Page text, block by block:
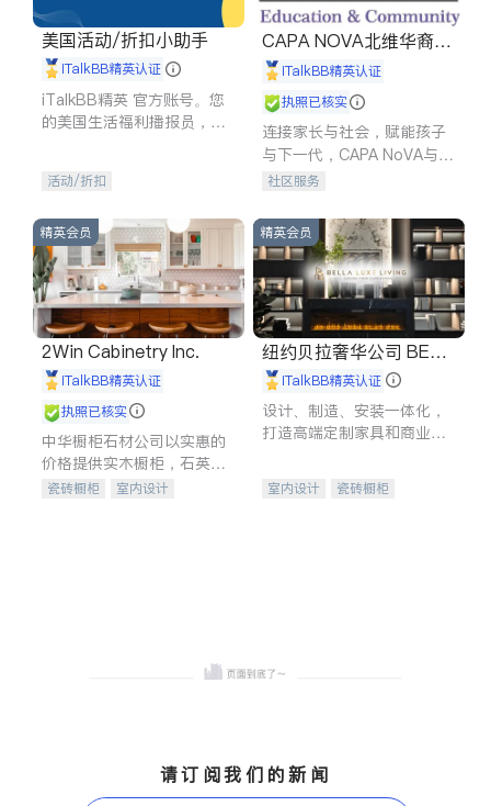
美国活动/折扣小助手
iTalkBB精英认证
iTalkBB精英 官方账号。您
的美国生活福利播报员，精
专属福利。
活动/折扣
CAPA NOVA北维华裔家
长会iTalkBB精英认证
执照已核实
连接家长与社会，赋能孩子
与下一代，CAPA NoVA与您
携手建设包容、公平、充满
社区服务
精英会员
2Win Cabinetry Inc.
iTalkBB精英认证
执照已核实
中华橱柜石材公司以实惠的
价格提供实木橱柜，石英石
台面，多种优质不锈钢水
瓷砖橱柜
室内设计
精英会员
纽约贝拉奢华公司 BELL
A LUXE
iTalkBB精英认证
设计、制造、安装一体化，
打造高端定制家具和商业空
室内设计
瓷砖橱柜
请订阅我们的新闻